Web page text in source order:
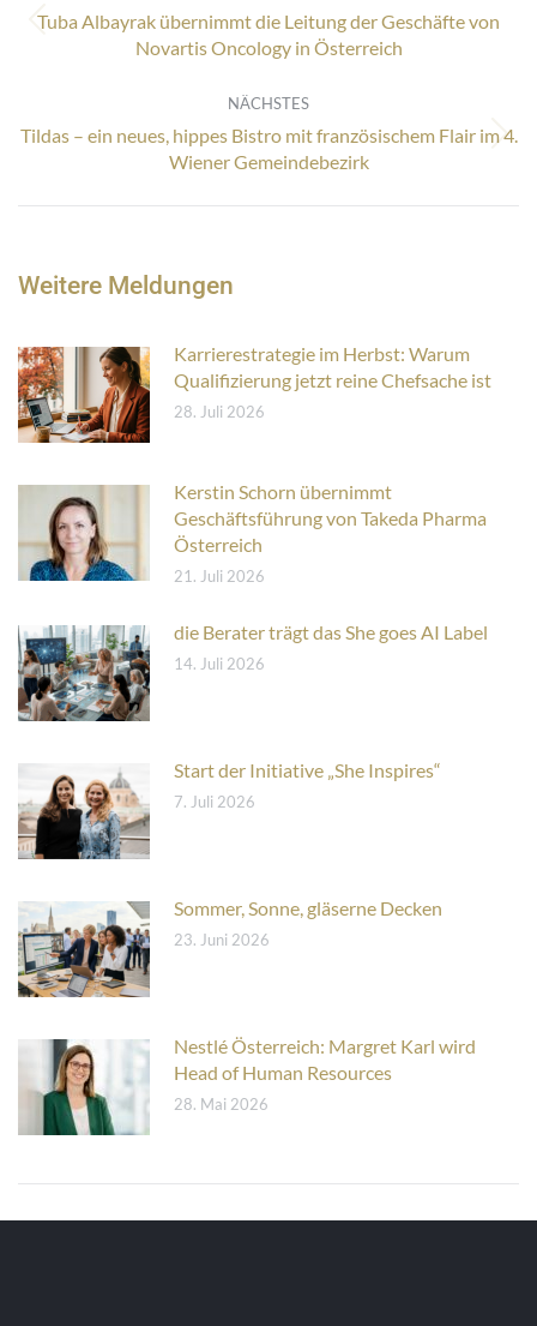
Vorheriger
Beitrag:
Tuba Albayrak übernimmt die Leitung der Geschäfte von
Novartis Oncology in Österreich
NÄCHSTES
Nächster
Beitrag:
Tildas – ein neues, hippes Bistro mit französischem Flair im 4.
Wiener Gemeindebezirk
Weitere Meldungen
Karrierestrategie im Herbst: Warum
Qualifizierung jetzt reine Chefsache ist
28. Juli 2026
Kerstin Schorn übernimmt
Geschäftsführung von Takeda Pharma
Österreich
21. Juli 2026
die Berater trägt das She goes AI Label
14. Juli 2026
Start der Initiative „She Inspires“
7. Juli 2026
Sommer, Sonne, gläserne Decken
23. Juni 2026
Nestlé Österreich: Margret Karl wird
Head of Human Resources
28. Mai 2026